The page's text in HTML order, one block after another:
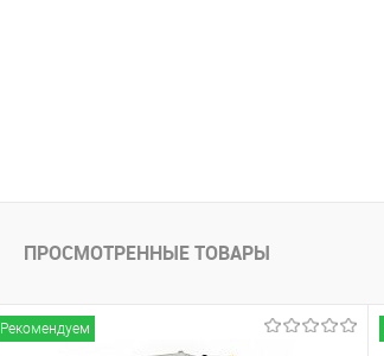
ПРОСМОТРЕННЫЕ ТОВАРЫ
Рекомендуем